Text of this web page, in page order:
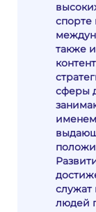
спорте
также
сферы
служат
людей